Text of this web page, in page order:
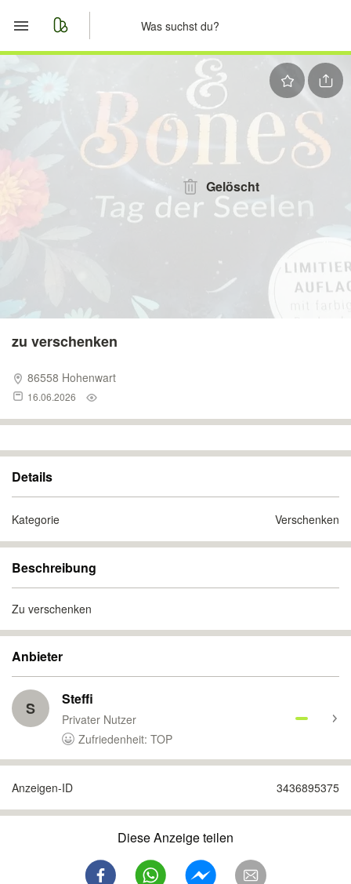
Nachrichten
Anzeige aufgeben
Gelöscht
zu verschenken
86558 Hohenwart
16.06.2026
Details
Kategorie Verschenken
Beschreibung
Zu verschenken
Anbieter
S Steffi
Privater Nutzer
Zufriedenheit: TOP
Anzeigen-ID 3436895375
Diese Anzeige teilen